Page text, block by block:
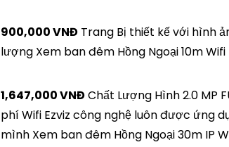
900,000 VNĐ Trang Bị thiết kế với hình
lượng Xem ban đêm Hồng Ngoại 10m Wifi
1,647,000 VNĐChất Lượng Hình 2.0 MP
phí Wifi Ezviz công nghệ luôn được ứng
mình Xem ban đêm Hồng Ngoại 30m IP